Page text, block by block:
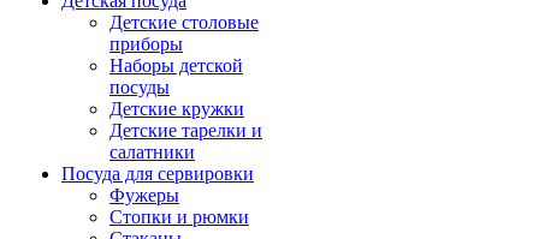
Детские столовые
приборы
Наборы детской
посуды
Детские кружки
Детские тарелки и
салатники
Посуда для сервировки
Фужеры
Стопки и рюмки